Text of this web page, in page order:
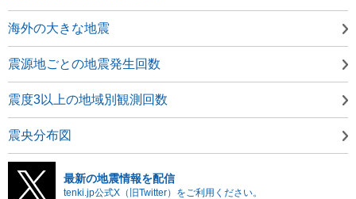
海外の大きな地震
震源地ごとの地震発生回数
震度3以上の地域別観測回数
震央分布図
最新の地震情報を配信
tenki.jp公式X（旧Twitter）をご利用ください。